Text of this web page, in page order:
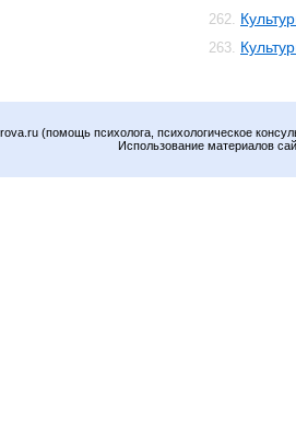
262.
263.
(помощь психолога, психологическое
Использование материалов